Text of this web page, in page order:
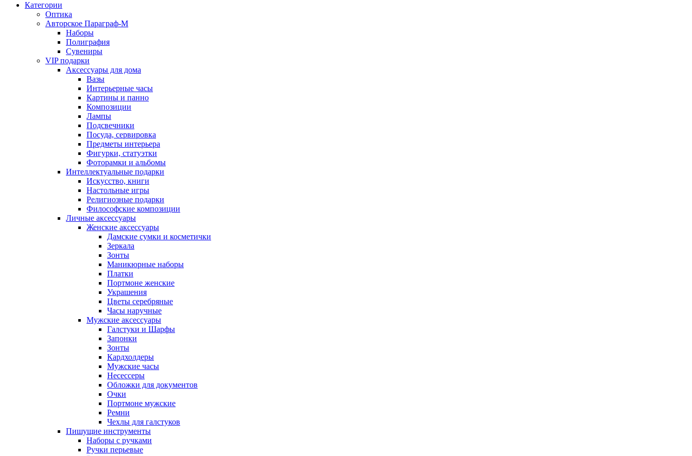
Категории
Оптика
Авторское Параграф-М
Наборы
Полиграфия
Сувениры
VIP подарки
Аксессуары для дома
Вазы
Интерьерные часы
Картины и панно
Композиции
Лампы
Подсвечники
Посуда, сервировка
Предметы интерьера
Фигурки, статуэтки
Фоторамки и альбомы
Интеллектуальные подарки
Искусство, книги
Настольные игры
Религиозные подарки
Философские композиции
Личные аксессуары
Женские аксессуары
Дамские сумки и косметички
Зеркала
Зонты
Маникюрные наборы
Платки
Портмоне женские
Украшения
Цветы серебряные
Часы наручные
Мужские аксессуары
Галстуки и Шарфы
Запонки
Зонты
Кардхолдеры
Мужские часы
Несессеры
Обложки для документов
Очки
Портмоне мужские
Ремни
Чехлы для галстуков
Пишущие инструменты
Наборы с ручками
Ручки перьевые